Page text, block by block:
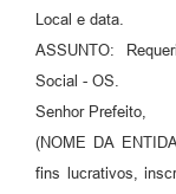
Local e data.
ASSUNTO:
Social - OS.
Senhor Prefeito,
(NOME DA
fins lucrativos,